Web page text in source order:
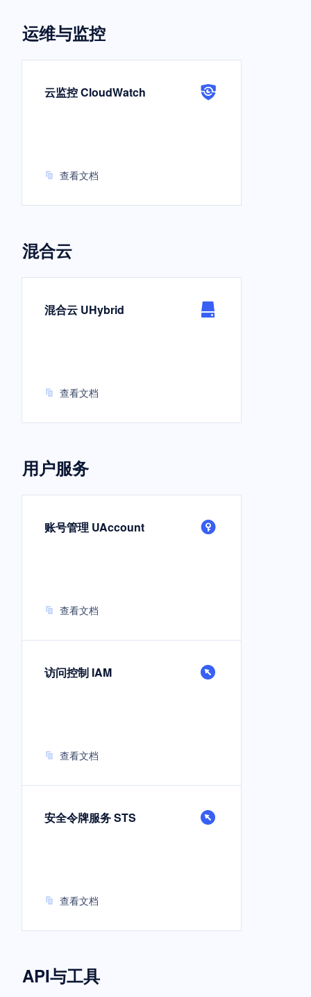
运维与监控
云监控 CloudWatch
查看文档
混合云
混合云 UHybrid
查看文档
用户服务
账号管理 UAccount
查看文档
访问控制 IAM
查看文档
安全令牌服务 STS
查看文档
API与工具